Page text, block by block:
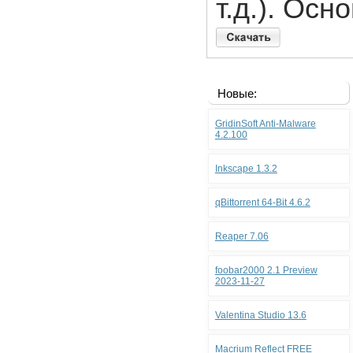
т.д.).
Новые:
GridinSoft Anti-Malware
4.2.100
Inkscape 1.3.2
qBittorrent 64-Bit 4.6.2
Reaper 7.06
foobar2000 2.1 Preview
2023-11-27
Valentina Studio 13.6
Macrium Reflect FREE